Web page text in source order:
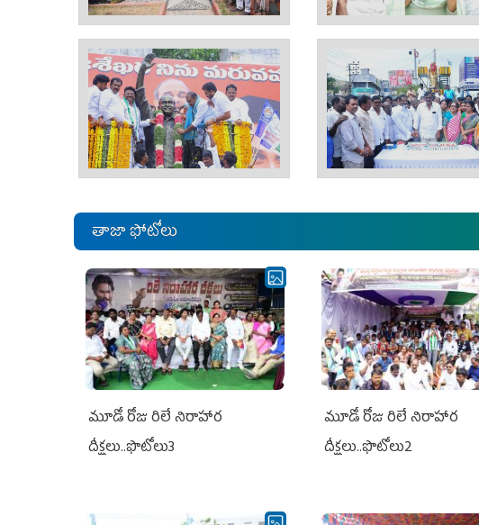
తాజా ఫోటోలు
మూడో రోజు రిలే నిరాహార
దీక్షలు..ఫొటోలు3
మూడో రోజు రిలే నిరాహార
దీక్షలు..ఫొటోలు2